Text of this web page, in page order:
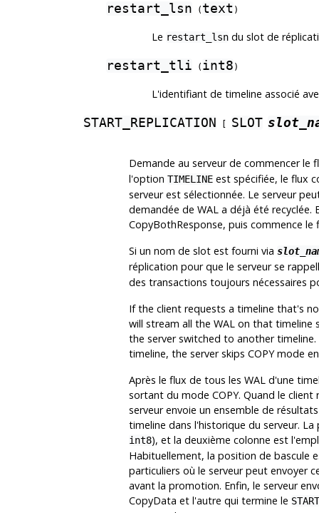
restart_lsn ( text )
Le restart_lsndu slot de
restart_tli ( int8 )
L'identifiant de timeline associé
START_REPLICATION [ SLOT
Demande au serveur de commencer
l'option TIMELINEest spécifiée, le flux
serveur est sélectionnée. Le serveur
demandée de WAL a déjà été recyclée.
CopyBothResponse, puis commence le
Si un nom de slot est fourni via
réplication pour que le serveur se
des transactions toujours nécessaires
If the client requests a timeline that's
will stream all the WAL on that
the server switched to another
timeline, the server skips COPY mode
Après le flux de tous les WAL d'une
sortant du mode COPY. Quand le
serveur envoie un ensemble de
timeline dans l'historique du serveur.
int8), et la deuxième colonne est
Habituellement, la position de bascule
particuliers où le serveur peut envoyer
avant la promotion. Enfin, le serveur
CopyData et l'autre qui termine le